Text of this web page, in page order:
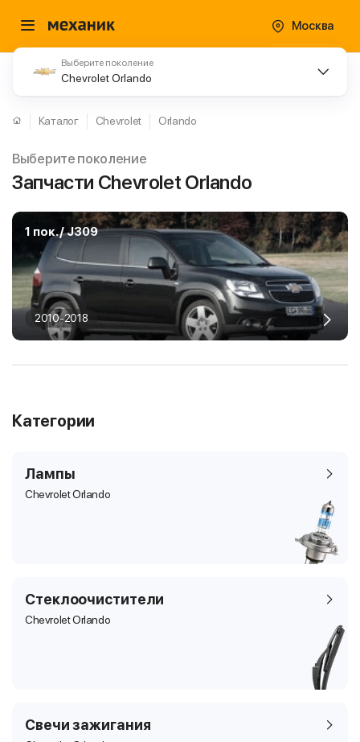
Москва
Выберите поколение
Chevrolet Orlando
Каталог Chevrolet Orlando
Выберите поколение
Запчасти Chevrolet Orlando
1 пок. / J309
2010-2018
Категории
Лампы
Chevrolet Orlando
Стеклоочистители
Chevrolet Orlando
Свечи зажигания